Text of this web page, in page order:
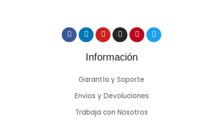
Información
Garantía y Soporte
Envios y Devoluciones
Trabaja con Nosotros